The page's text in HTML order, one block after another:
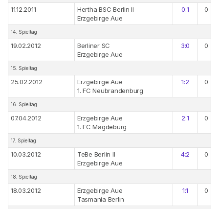
11.12.2011
Hertha BSC Berlin II
Erzgebirge Aue
0:1 0
14. Spieltag
19.02.2012
Berliner SC
Erzgebirge Aue
3:0 0
15. Spieltag
25.02.2012
Erzgebirge Aue
1. FC Neubrandenburg
1:2 0
16. Spieltag
07.04.2012
Erzgebirge Aue
1. FC Magdeburg
2:1 0
17. Spieltag
10.03.2012
TeBe Berlin II
Erzgebirge Aue
4:2 0
18. Spieltag
18.03.2012
Erzgebirge Aue
Tasmania Berlin
1:1 0